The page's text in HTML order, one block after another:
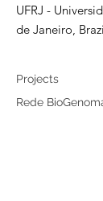
UFRJ -
de Janeiro,
Projects
Rede